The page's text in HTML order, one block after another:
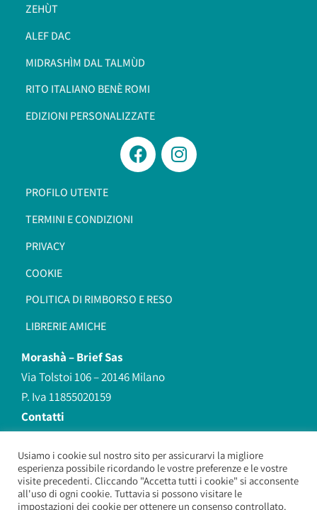
ZEHÙT
ALEF DAC
MIDRASHÌM DAL TALMÙD
RITO ITALIANO BENÈ ROMI​
EDIZIONI PERSONALIZZATE
PROFILO UTENTE
TERMINI E CONDIZIONI
PRIVACY
COOKIE
POLITICA DI RIMBORSO E RESO
LIBRERIE AMICHE
Morashà –Brief Sas
Via Tolstoi 106 – 20146 Milano
P. Iva 11855020159
Contatti
redazione@morasha.it
339 8596707
(anche Whatsapp)
Usiamo i cookie sul nostro sito per assicurarvi la migliore
esperienza possibile ricordando le vostre preferenze e le vostre
visite precedenti. Cliccando "Accetta tutti i cookie" si acconsente
all'uso di ogni cookie. Tuttavia si possono visitare le
impostazioni dei cookie per ottenere un consenso controllato.